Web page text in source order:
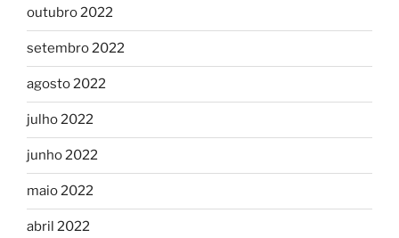
outubro 2022
setembro 2022
agosto 2022
julho 2022
junho 2022
maio 2022
abril 2022